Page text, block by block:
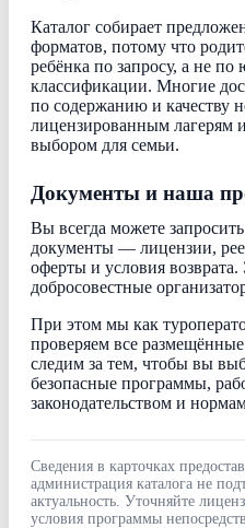
Каталог собирает
форматов, потому что
ребёнка по запросу, а не по
классификации. Многие
по содержанию и качеству
лицензированным лагерям
выбором для семьи.
Документы и наша
Вы всегда можете
документы — лицензии,
оферты и условия
добросовестные
При этом мы как
проверяем все
следим за тем, чтобы вы
безопасные программы,
законодательством и
Сведения в карточках
администрация каталога не
актуальность. Уточняйте
условия программы